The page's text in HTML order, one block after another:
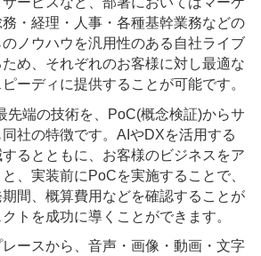
・経理・人事・各種基幹業務などの
ノウハウを汎用性のある自社ライブ
め、それぞれのお客様に対し最適な
ーディに提供することが可能です。
先端の技術を、PoC(概念検証)からサ
社の特徴です。AIやDXを活用する
るとともに、お客様のビジネスをア
、実装前にPoCを実施することで、
間、概算費用などを確認することが
トを成功に導くことができます。
ースから、音声・画像・動画・文字